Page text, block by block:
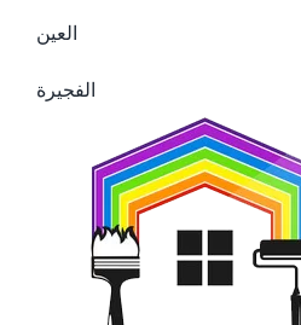
العين
الفجيرة